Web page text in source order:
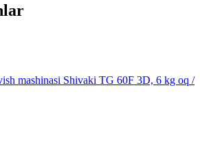
mashinasi Shivaki TG 60F 3D, 6 kg oq /